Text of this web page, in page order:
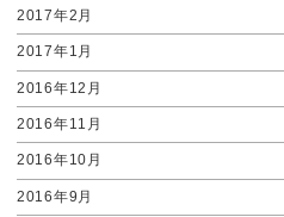
2017年2月
2017年1月
2016年12月
2016年11月
2016年10月
2016年9月